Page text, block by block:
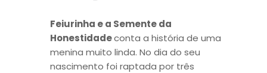
Feiurinha e a Semente da
Honestidadeconta a história de uma
menina muito linda. No dia do seu
nascimento foi raptada por três